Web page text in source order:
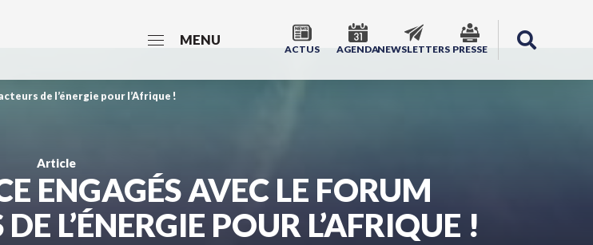
MENU
ACTUS AGENDANEWSLETTERS PRESSE
de l’énergie pour l’Afrique !
Article
ENGAGÉS AVEC LE FORUM
L’ÉNERGIE POUR L’AFRIQUE !